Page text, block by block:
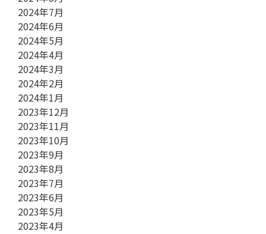
2024年7月
2024年6月
2024年5月
2024年4月
2024年3月
2024年2月
2024年1月
2023年12月
2023年11月
2023年10月
2023年9月
2023年8月
2023年7月
2023年6月
2023年5月
2023年4月